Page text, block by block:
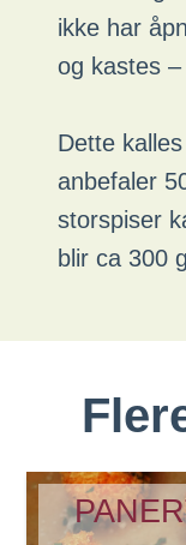
ikke har
og kastes
Dette
anbefaler
storspiser
blir ca 300